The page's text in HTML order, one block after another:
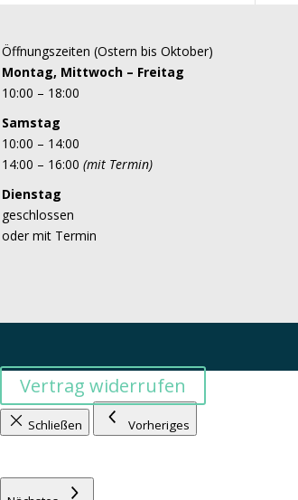
Öffnungszeiten (Ostern bis Oktober)
Montag, Mittwoch – Freitag
10:00 – 18:00
Samstag
10:00 – 14:00
14:00 – 16:00 (mit Termin)
Dienstag
geschlossen
oder mit Termin
Vertrag widerrufen
Schließen Vorheriges